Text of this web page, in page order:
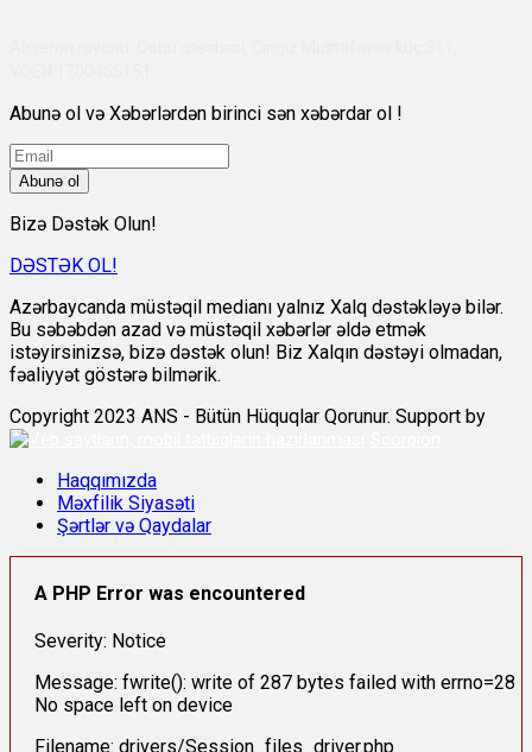
Abunə ol və Xəbərlərdən birinci sən xəbərdar ol !
Abunə ol
Bizə Dəstək Olun!
DƏSTƏK OL!
Azərbaycanda müstəqil medianı yalnız Xalq dəstəkləyə bilər.
Bu səbəbdən azad və müstəqil xəbərlər əldə etmək
istəyirsinizsə, bizə dəstək olun! Biz Xalqın dəstəyi olmadan,
fəaliyyət göstərə bilmərik.
Copyright 2023 ANS - Bütün Hüquqlar Qorunur. Support by
Haqqımızda
Məxfilik Siyasəti
Şərtlər və Qaydalar
A PHP Error was encountered
Severity: Notice
Message: fwrite(): write of 287 bytes failed with errno=28
No space left on device
Filename: drivers/Session_files_driver.php